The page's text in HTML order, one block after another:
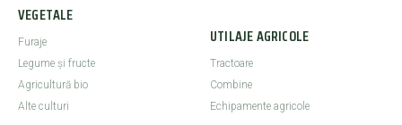
VEGETALE
Furaje
Legume şi fructe
Agricultură bio
Alte culturi
UTILAJE AGRICOLE
Tractoare
Combine
Echipamente agricole